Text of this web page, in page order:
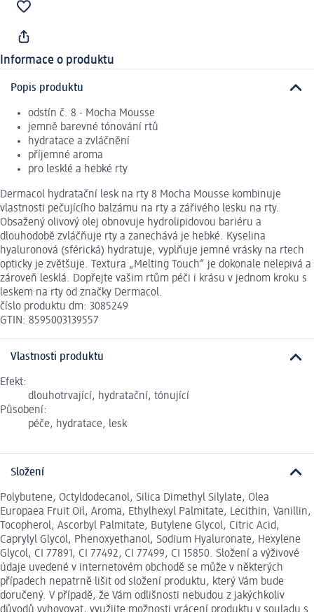
Informace o produktu
Popis produktu
odstín č. 8 - Mocha Mousse
jemně barevné tónování rtů
hydratace a zvláčnění
příjemné aroma
pro lesklé a hebké rty
Dermacol hydratační lesk na rty 8 Mocha Mousse kombinuje
vlastnosti pečujícího balzámu na rty a zářivého lesku na rty.
Obsažený olivový olej obnovuje hydrolipidovou bariéru a
dlouhodobě zvláčňuje rty a zanechává je hebké. Kyselina
hyaluronová (sférická) hydratuje, vyplňuje jemné vrásky na rtech
opticky je zvětšuje. Textura „Melting Touch“ je dokonale nelepivá a
zároveň lesklá. Dopřejte vašim rtům péči i krásu v jednom kroku s
leskem na rty od značky Dermacol.
číslo produktu dm: 3085249
GTIN: 8595003139557
Vlastnosti produktu
Efekt:
dlouhotrvající, hydratační, tónující
Působení:
péče, hydratace, lesk
Složení
Polybutene, Octyldodecanol, Silica Dimethyl Silylate, Olea
Europaea Fruit Oil, Aroma, Ethylhexyl Palmitate, Lecithin, Vanillin,
Tocopherol, Ascorbyl Palmitate, Butylene Glycol, Citric Acid,
Caprylyl Glycol, Phenoxyethanol, Sodium Hyaluronate, Hexylene
Glycol, CI 77891, CI 77492, CI 77499, CI 15850. Složení a výživové
údaje uvedené v internetovém obchodě se může v některých
případech nepatrně lišit od složení produktu, který Vám bude
doručený. V případě, že Vám odlišnosti nebudou z jakýchkoliv